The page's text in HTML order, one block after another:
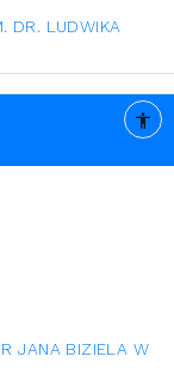
DR. LUDWIKA
JANA BIZIELA W